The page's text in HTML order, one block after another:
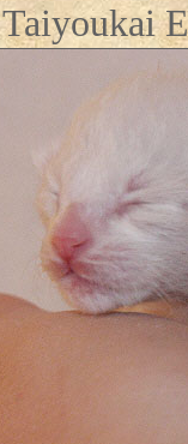
Taiyoukai